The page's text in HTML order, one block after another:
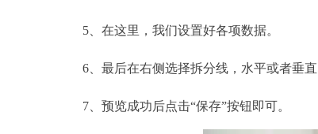
5、在这里，我们设置好各项数据。
6、最后在右侧选择拆分线，水平或者垂直
7、预览成功后点击“保存”按钮即可。